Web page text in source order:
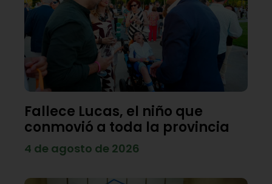
Fallece Lucas, el niño que
conmovió a toda la provincia
4 de agosto de 2026